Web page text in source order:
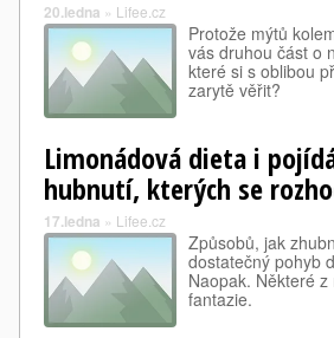
20.ledna » Lifee.cz
Protože mýtů
vás druhou část o
které si s oblibou
zarytě věřit?
Limonádová dieta i
hubnutí, kterých se
17.ledna » Lifee.cz
Způsobů, jak
dostatečný pohyb
Naopak. Některé
fantazie.